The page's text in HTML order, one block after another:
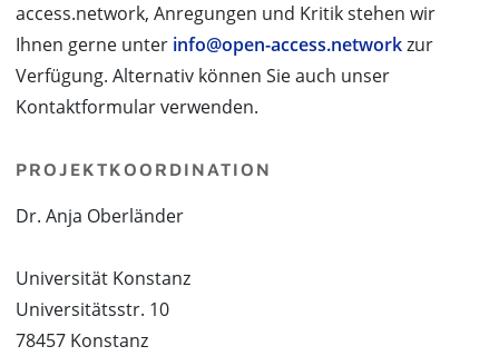
access.network, Anregungen und Kritik stehen wir
Ihnen gerne unter info@open-access.networkzur
Verfügung. Alternativ können Sie auch unser
Kontaktformular verwenden.
PROJEKTKOORDINATION
Dr. Anja Oberländer
Universität Konstanz
Universitätsstr. 10
78457 Konstanz